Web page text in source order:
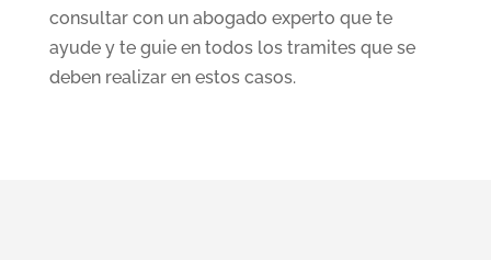
consultar con un abogado experto que te
ayude y te guie en todos los tramites que se
deben realizar en estos casos.